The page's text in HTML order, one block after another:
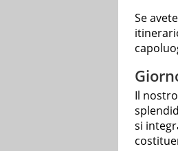
Se
Il
si